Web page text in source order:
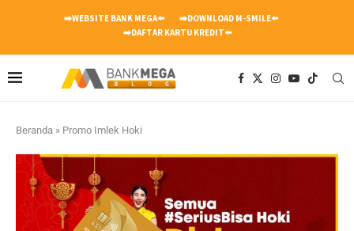
➡️WEBSITE BANK MEGA⬅️
➡️DOWNLOAD M-SMILE⬅️
➡️DAFTAR KARTU KREDIT⬅️
Beranda » Promo Imlek Hoki